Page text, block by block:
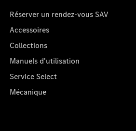
Réserver un rendez-vous SAV
Accessoires
Collections
Manuels d'utilisation
Service Select
Mécanique